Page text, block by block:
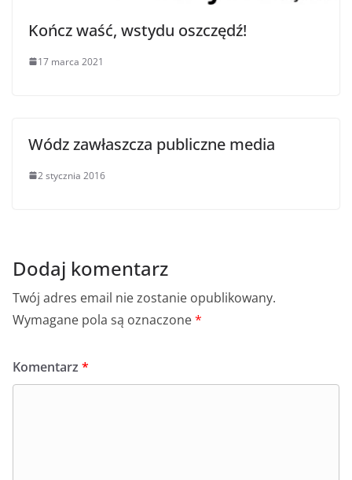
Kończ waść, wstydu oszczędź!
17 marca 2021
Wódz zawłaszcza publiczne media
2 stycznia 2016
Dodaj komentarz
Twój adres email nie zostanie opublikowany.
Wymagane pola są oznaczone*
Komentarz *